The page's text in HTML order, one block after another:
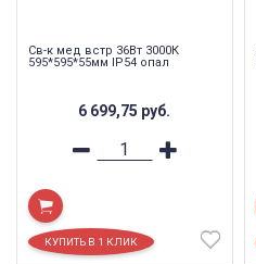
Св-к мед встр 36Вт 3000К
595*595*55мм IP54 опал
6 699,75 руб.